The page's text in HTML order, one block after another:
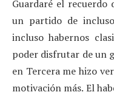
Guardaré el recuerdo
un partido de
incluso habernos
poder disfrutar de un
en Tercera me hizo
motivación más. El